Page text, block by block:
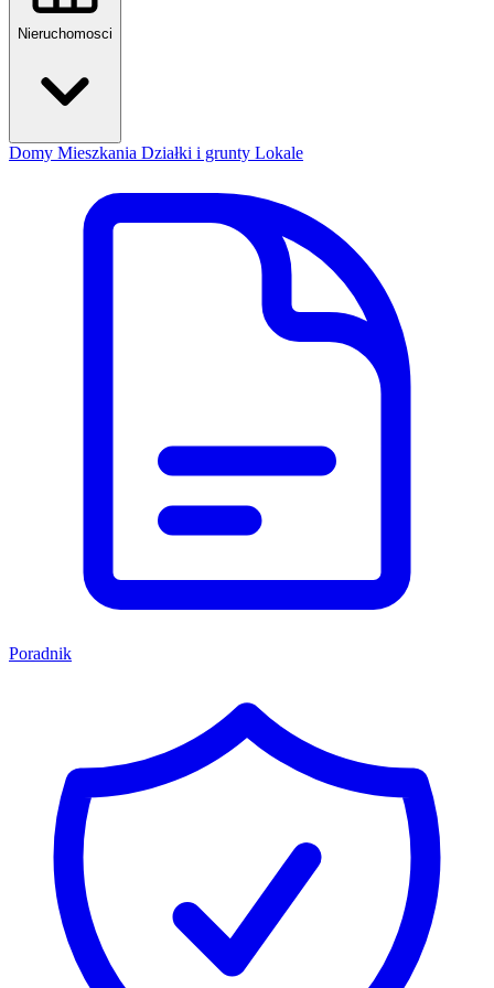
Nieruchomosci
Domy Mieszkania Działki i grunty Lokale
Poradnik